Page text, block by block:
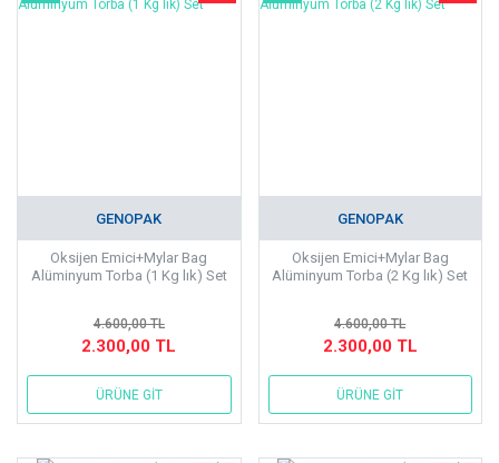
GENOPAK
Oksijen Emici+Mylar Bag
Alüminyum Torba (1 Kg lık) Set
4.600,00 TL
2.300,00 TL
ÜRÜNE GİT
GENOPAK
Oksijen Emici+Mylar Bag
Alüminyum Torba (2 Kg lık) Set
4.600,00 TL
2.300,00 TL
ÜRÜNE GİT